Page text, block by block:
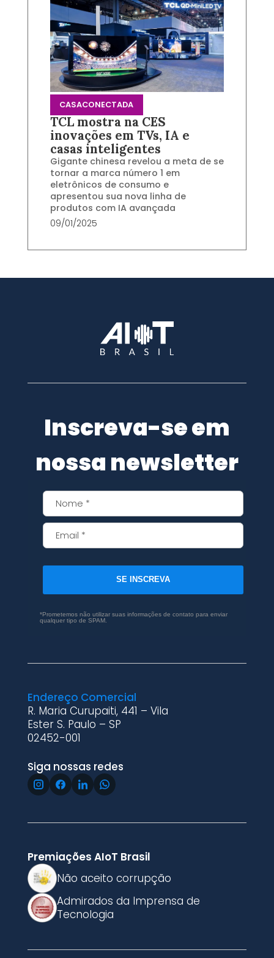
CASACONECTADA
TCL mostra na CES
inovações em TVs, IA e
casas inteligentes
Gigante chinesa revelou a meta de se
tornar a marca número 1 em
eletrônicos de consumo e
apresentou sua nova linha de
produtos com IA avançada
09/01/2025
Inscreva-se em
nossa newsletter
SE INSCREVA
*Prometemos não utilizar suas informações de contato para enviar
qualquer tipo de SPAM.
Endereço Comercial
R. Maria Curupaiti, 441 – Vila
Ester S. Paulo – SP
02452-001
Siga nossas redes
Premiações AIoT Brasil
Não aceito corrupção
Admirados da Imprensa de
Tecnologia